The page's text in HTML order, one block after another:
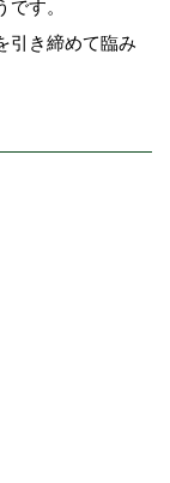
す。
引き締めて臨み